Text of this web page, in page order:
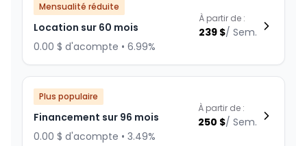
Mensualité réduite
Location sur 60 mois
0.00 $ d'acompte • 6.99%
À partir de :
239 $/ Sem.
Plus populaire
Financement sur 96 mois
0.00 $ d'acompte • 3.49%
À partir de :
250 $/ Sem.